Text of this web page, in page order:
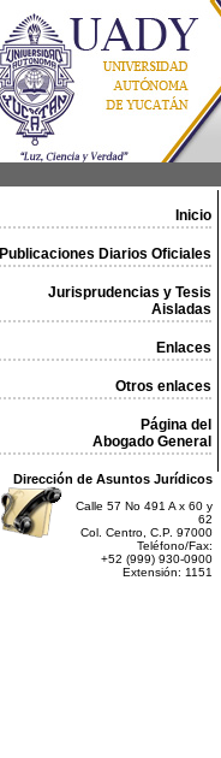
Inicio
Publicaciones Diarios Oficiales
Jurisprudencias y Tesis
Aisladas
Enlaces
Otros enlaces
Página del
Abogado General
Dirección de Asuntos Jurídicos
Calle 57 No 491 A x 60 y
62
Col. Centro, C.P. 97000
Teléfono/Fax:
+52 (999) 930-0900
Extensión: 1151